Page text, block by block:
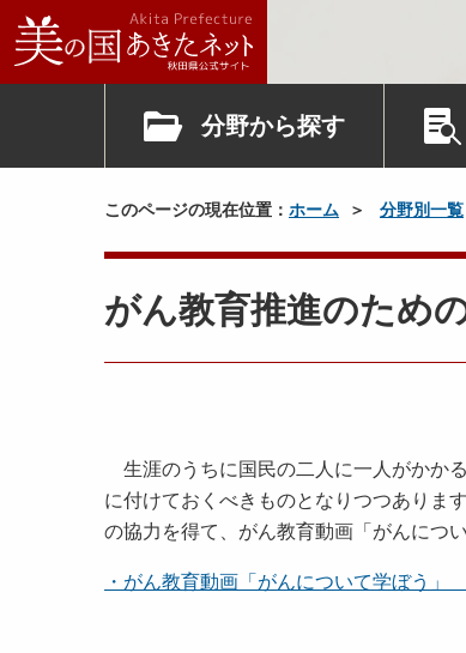
分野から探す
このページの現在位置： ホーム 分野別一覧
がん教育推進のため
生涯のうちに国民の二人に一人がかか
に付けておくべきものとなりつつありま
の協力を得て、がん教育動画「がんにつ
・がん教育動画「がんについて学ぼう